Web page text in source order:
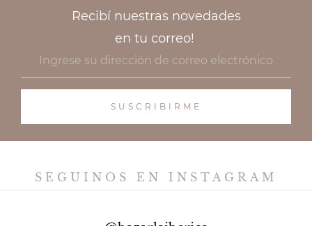
Recibí nuestras novedades
en tu correo!
SEGUINOS EN INSTAGRAM